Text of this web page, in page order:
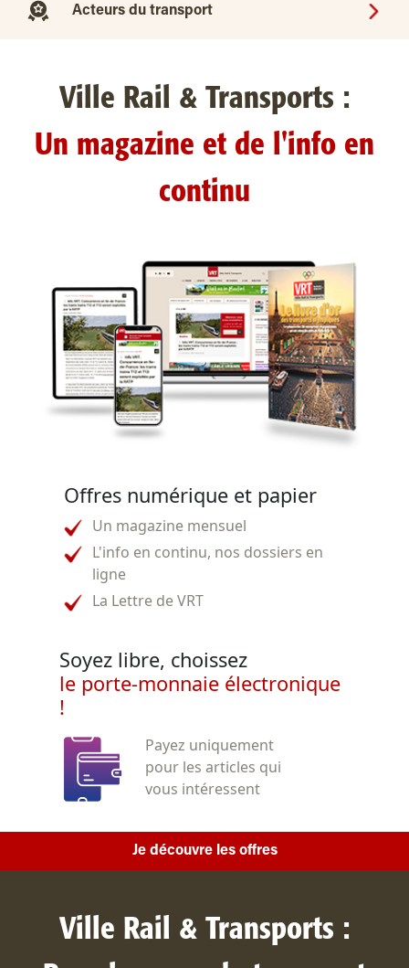
Acteurs du transport
Ville Rail & Transports :
Un magazine et de l'info en
continu
Offres numérique et papier
Un magazine mensuel
L'info en continu, nos dossiers en
ligne
La Lettre de VRT
Soyez libre, choissez
le porte-monnaie électronique
!
Payez uniquement
pour les articles qui
vous intéressent
Je découvre les offres
Ville Rail & Transports :